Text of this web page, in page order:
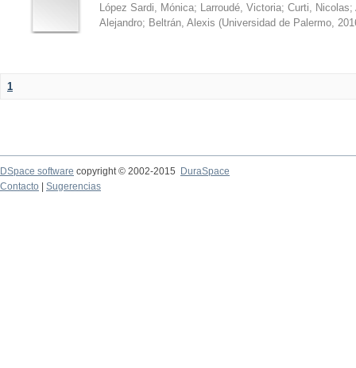
López Sardi, Mónica; Larroudé, Victoria; Curti, Nicolas;
Alejandro; Beltrán, Alexis (Universidad de Palermo,
1
DSpace software copyright © 2002-2015
DuraSpace
Contacto
Sugerencias